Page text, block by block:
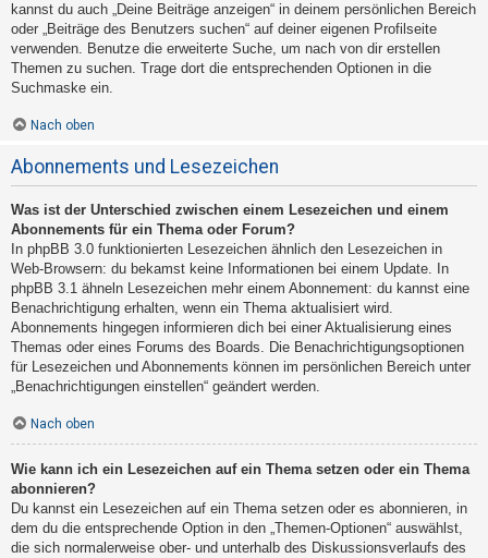
kannst du auch „Deine Beiträge anzeigen“ in deinem persönlichen Bereich
oder „Beiträge des Benutzers suchen“ auf deiner eigenen Profilseite
verwenden. Benutze die erweiterte Suche, um nach von dir erstellen
Themen zu suchen. Trage dort die entsprechenden Optionen in die
Suchmaske ein.
Nach oben
Abonnements und Lesezeichen
Was ist der Unterschied zwischen einem Lesezeichen und einem
Abonnements für ein Thema oder Forum?
In phpBB 3.0 funktionierten Lesezeichen ähnlich den Lesezeichen in
Web-Browsern: du bekamst keine Informationen bei einem Update. In
phpBB 3.1 ähneln Lesezeichen mehr einem Abonnement: du kannst eine
Benachrichtigung erhalten, wenn ein Thema aktualisiert wird.
Abonnements hingegen informieren dich bei einer Aktualisierung eines
Themas oder eines Forums des Boards. Die Benachrichtigungsoptionen
für Lesezeichen und Abonnements können im persönlichen Bereich unter
„Benachrichtigungen einstellen“ geändert werden.
Nach oben
Wie kann ich ein Lesezeichen auf ein Thema setzen oder ein Thema
abonnieren?
Du kannst ein Lesezeichen auf ein Thema setzen oder es abonnieren, in
dem du die entsprechende Option in den „Themen-Optionen“ auswählst,
die sich normalerweise ober- und unterhalb des Diskussionsverlaufs des